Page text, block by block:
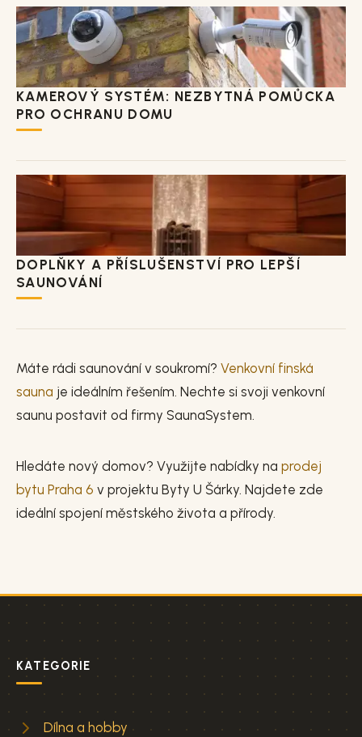
KAMEROVÝ SYSTÉM: NEZBYTNÁ POMŮCKA
PRO OCHRANU DOMU
DOPLŇKY A PŘÍSLUŠENSTVÍ PRO LEPŠÍ
SAUNOVÁNÍ
Máte rádi saunování v soukromí? Venkovní finská
sauna je ideálním řešením. Nechte si svoji venkovní
saunu postavit od firmy SaunaSystem.
Hledáte nový domov? Využijte nabídky na prodej
bytu Praha 6 v projektu Byty U Šárky. Najdete zde
ideální spojení městského života a přírody.
KATEGORIE
Dílna a hobby